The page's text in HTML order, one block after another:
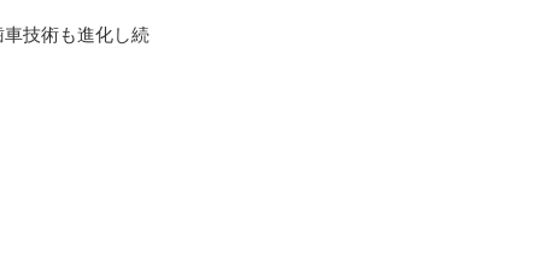
技術も進化し続